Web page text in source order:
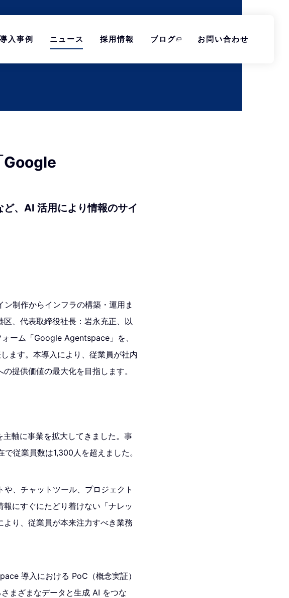
導入事例 ニュース 採用情報 ブログ お問い合わせ
Google
、AI 活用により情報のサイ
制作からインフラの構築・運用ま
、代表取締役社長：岩永充正、以
ーム「Google Agentspace」を、
ます。本導入により、従業員が社内
提供価値の最大化を目指します。
軸に事業を拡大してきました。事
従業員数は1,300人を超えました。
、チャットツール、プロジェクト
にすぐにたどり着けない「ナレッ
り、従業員が本来注力すべき業務
導入における PoC（概念実証）
まざまなデータと生成 AI をつな